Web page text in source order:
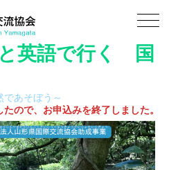
英語で行く 国
であそぼう～
ので、お申込みを終了しました。